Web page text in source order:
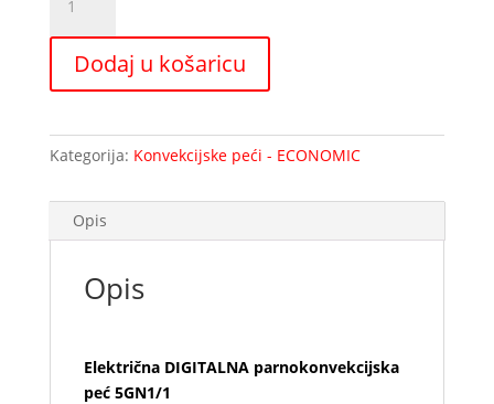
DIGITALNA
parnokonvekcijska
5GN1/1
Dodaj u košaricu
Kategorija: Konvekcijske peći - ECONOMIC
Opis
Opis
Električna DIGITALNA parnokonvekcijska
peć 5GN1/1